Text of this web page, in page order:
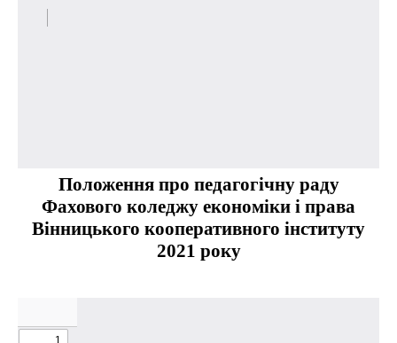
Положення про педагогічну раду
Фахового коледжу економіки і права
Вінницького кооперативного інституту
2021 року